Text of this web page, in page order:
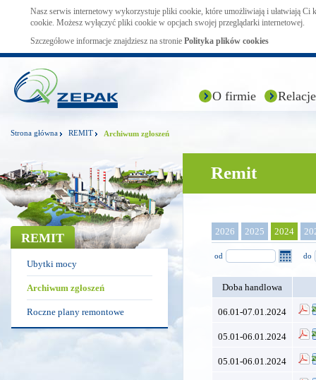
Nasz serwis internetowy wykorzystuje pliki cookie, które umożliwiają i ułatwiają Ci
cookie. Możesz wyłączyć pliki cookie w opcjach swojej przeglądarki internetowej.
Szczegółowe informacje znajdziesz na stronie Polityka plików cookies
O firmie
Strona główna REMIT Archiwum zgłoszeń
REMIT
Ubytki mocy
Archiwum zgłoszeń
Roczne plany remontowe
Remit
2026 2025 2024
od do
Doba handlowa
06.01-07.01.2024
05.01-06.01.2024
05.01-06.01.2024